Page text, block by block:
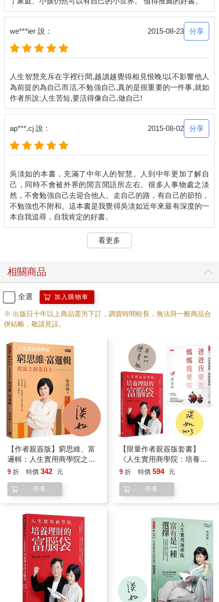
不服氣？
不然你回到那個女人都自認為是油麻菜籽命的三十年前呀。大概
在一九七○年後出生的人，因為經濟改善、教育提升與少子化的影
響，多半的家庭中，不管是男是女，每個人都是父母寶貝到大
在臺灣，五年級（一九六○）後段班之後的女生，已經都很懂得
「對自己好一點」了。雖然，懂歸懂，在「真正落實對自己好」
上面，理想與現實還有一段距離。「對自己好」，在我們心中變
成商業廣告用語，成為在購物時大開殺戒的理由。
主婦們更常用此語自勉，「老公氣我，我就花錢來消氣！」
很短暫。
我對自己很好。有了孩子之後，她在我的人生中占了非常重要的
角色，我開始把「一定要安全」列為前提；讓我不再能像以前隨
心所欲，要去戰亂國家就去，去南極探險也行……還好，四十歲
之前，所有五花八門的夢想已實現不少。
我是自己唯一的生財工具，是自己最好的朋友，是自己的主人─
那麼，我為什麼要對自己不好？
而且人生很短。有許多時候，我們受制於環境，受制於經濟，受
制於別人的臉色─當一切枷鎖漸漸失去禁錮的能力時，為什麼要
對自己不好？
人生總有要犧牲或退讓的部分，但是，這一點，如人飲水自知就
好，不要刻苦自己給別人看。
不要讓自己淪為「沒有功勞也有苦勞」─因為苦勞絕對不能兌換
功勞。
做了「退休後也可以安枕無憂」的理財規劃︵做規劃的前提當然
是你年輕時得努力一點有些智慧型的老本︶之後，我開始更加去
蕪存菁地挑選工作。年輕的時候，能做的就做，現在，是有興趣
或有成就感的才做。
我這樣說，自認為還在「折腰」的人可能一時覺得不太高興。不
做的事情奮鬥下去。
我仍然去旅行，隨便你覺得我是否自私。除了家庭旅行，我更愛
單獨旅行。把一切處理妥當之後，開個小差，排出假期，去旅
行，要捨得孩子的呼喚一周。
雖然因為孩子幼小，我想她，我的旅行變得很短，不再像年輕時
候，一出國不知道什麼時候會回來，從南極到北極；不過，沒有
關係，算是不無小補。我不能放棄一個人的旅行─從年輕時開
始，那就是我犒賞自己非常有效的方法。
we***ier 說： 2015-08-23 分享
人生智慧充斥在字裡行間,越讀越覺得相見恨晚!以不影響他人
為前提的為自己而活,不勉強自己,真的是很重要的一件事,就如
ap***.cj 說： 2015-08-02 分享
吳淡如的本書，充滿了中年人的智慧。人到中年更加了解自
己，同時不會被外界的閒言閒語所左右。很多人事物處之淡
然，不會勉強自己去迎合他人。走自己的路，有自己的節拍，
不勉強也不附和。這本書是我覺得吳淡如近年來最有深度的一
看更多
相關商品
全選 加入購物車
※ 出版日十年以上商品需另下訂，調貨時間較長，無法與一般商品合
併結帳，敬請見諒。
【作者親簽版】窮思維、富
邏輯：人生實用商學院之致
富之前先自主
9 折 特價 342 元
停售
【限量作者親簽版套書】
《人生實用商學院：培養理
財的富腦袋》＋《爸爸要再
9 折 特價 594 元
停售